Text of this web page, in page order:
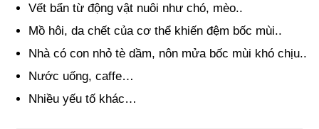
Vết bẩn từ động vật nuôi như chó, mèo..
Mồ hôi, da chết của cơ thể khiến đệm bốc mùi..
Nhà có con nhỏ tè dầm, nôn mửa bốc mùi khó chịu..
Nước uống, caffe…
Nhiều yếu tố khác…